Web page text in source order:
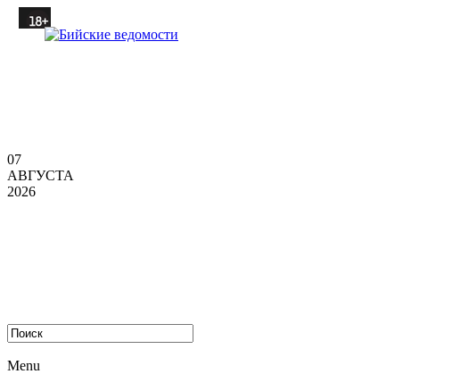
07
АВГУСТА
2026
Menu